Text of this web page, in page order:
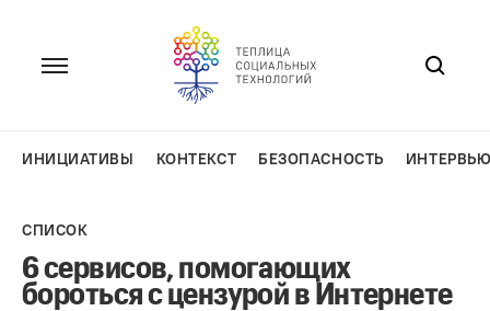
ИНИЦИАТИВЫ КОНТЕКСТ БЕЗОПАСНОСТЬ
СПИСОК
6 сервисов, помогающих
бороться с цензурой в Интернете